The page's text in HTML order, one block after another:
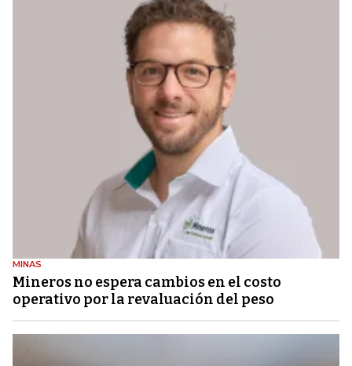
MINAS
Mineros no espera cambios en el costo
operativo por la revaluación del peso